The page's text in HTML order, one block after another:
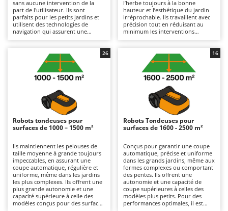
Autolaveuses
Autres produits
Balayeuses
Bancs de scie pour le bois - Scies à bûches
Barbecues
Bennes pour tracteur
Brosses pour sols extérieurs
Brouettes à moteur
Broyeurs à axe horizontal pour tracteur
Broyeurs de branches et végétaux
Butteurs pour tracteur
C
Chargeurs de batterie - Démarreurs
Ambrogio Robot
Annovi Reverberi
ANTHBOT
Archman
Arco
Ardes
Argo
Artus
Attila
Ausonia
Awelco
B
Baesso
sans aucune intervention de la
part de l'utilisateur. Ils sont
parfaits pour les petits jardins et
utilisent des technologies de
navigation qui assurent une
homogènes et précis. Pour
garantir leur bon fonctionnement,
il suffit de : vérifier régulièrement
l'état des lames et de les remplacer
si nécessaire, de nettoyer
régulièrement le système de
coupe et de les entreposer,
pendant l'hiver, dans des endroits
secs et à l'abri, en veillant à ce que
la batterie reste chargée.
l’herbe toujours à la bonne
hauteur et l’esthétique du jardin
irréprochable. Ils travaillent avec
précision tout en réduisant au
minimum les interventions
grande autonomie et une capacité
à couvrir des surfaces plus vastes.
Pour préserver leur efficacité, il
est recommandé de vérifier
régulièrement l’état des lames et
de les remplacer lorsqu’elles sont
usées, de nettoyer l’appareil de
coupe et de les stocker dans un
endroit sec et à l’abri pendant
l’hiver, tout en maintenant la
batterie chargée.
Robots tondeuses pour
surfaces de 1000 – 1500 m²
Ils maintiennent les pelouses de
taille moyenne à grande toujours
impeccables, en assurant une
coupe automatique, régulière et
uniforme, même dans les jardins
les plus complexes. Ils offrent une
plus grande autonomie et une
capacité supérieure à celle des
modèles conçus pour des surfaces
26
Robots Tondeuses pour
surfaces de 1600 - 2500 m²
Conçus pour garantir une coupe
automatique, précise et uniforme
dans les grands jardins, même aux
formes complexes ou comportant
des pentes. Ils offrent une
autonomie et une capacité de
coupe supérieures à celles des
modèles plus petits. Pour des
performances optimales, il est
16